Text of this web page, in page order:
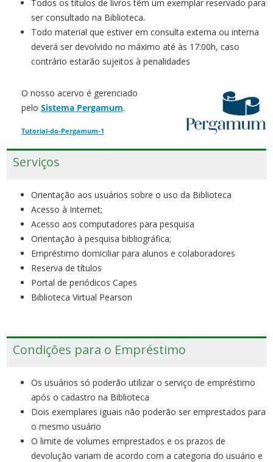
Todos os títulos de livros têm um exemplar reservado para
ser consultado na Biblioteca.
Todo material que estiver em consulta externa ou interna
deverá ser devolvido no máximo até às 17:00h, caso
contrário estarão sujeitos à penalidades
O nosso acervo é gerenciado
pelo Sistema Pergamum.
Tutorial-do-Pergamum-1
Serviços
Orientação aos usuários sobre o uso da Biblioteca
Acesso à Internet;
Acesso aos computadores para pesquisa
Orientação à pesquisa bibliográfica;
Empréstimo domiciliar para alunos e colaboradores
Reserva de títulos
Portal de periódicos Capes
Biblioteca Virtual Pearson
Condições para o Empréstimo
Os usuários só poderão utilizar o serviço de empréstimo
após o cadastro na Biblioteca
Dois exemplares iguais não poderão ser emprestados para
o mesmo usuário
O limite de volumes emprestados e os prazos de
devolução variam de acordo com a categoria do usuário e